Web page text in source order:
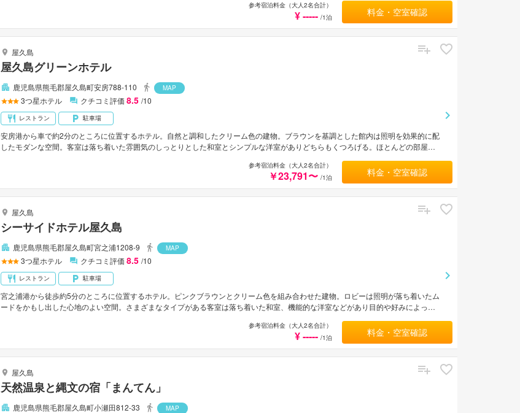
参考宿泊料金（大人2名合計）
¥ ----- /1泊 料金・空室確認
屋久島
屋久島グリーンホテル
鹿児島県熊毛郡屋久島町安房788-110 MAP
3つ星ホテル クチコミ評価 8.5 /10
レストラン 駐車場
安房港から車で約2分のところに位置するホテル。自然と調和したクリーム色の建物。ブラウンを基調とした館内は照明を効果的に配
したモダンな空間。客室は落ち着いた雰囲気のしっとりとした和室とシンプルな洋室がありどちらもくつろげる。ほとんどの部屋か
参考宿泊料金（大人2名合計）
￥23,791〜 /1泊 料金・空室確認
屋久島
シーサイドホテル屋久島
鹿児島県熊毛郡屋久島町宮之浦1208-9 MAP
3つ星ホテル クチコミ評価 8.5 /10
レストラン 駐車場
宮之浦港から徒歩約5分のところに位置するホテル。ピンクブラウンとクリーム色を組み合わせた建物。ロビーは照明が落ち着いたム
ードをかもし出した心地のよい空間。さまざまなタイプがある客室は落ち着いた和室、機能的な洋室などがあり目的や好みによって
参考宿泊料金（大人2名合計）
¥ ----- /1泊 料金・空室確認
屋久島
天然温泉と縄文の宿「まんてん」
鹿児島県熊毛郡屋久島町小瀬田812-33 MAP